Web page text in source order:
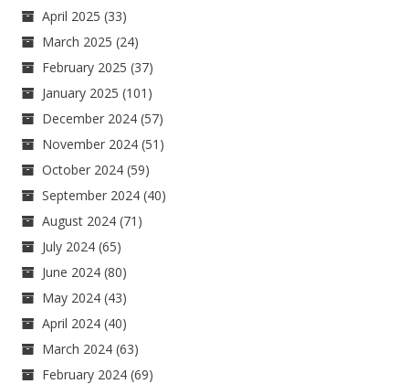
April 2025 (33)
March 2025 (24)
February 2025 (37)
January 2025 (101)
December 2024 (57)
November 2024 (51)
October 2024 (59)
September 2024 (40)
August 2024 (71)
July 2024 (65)
June 2024 (80)
May 2024 (43)
April 2024 (40)
March 2024 (63)
February 2024 (69)